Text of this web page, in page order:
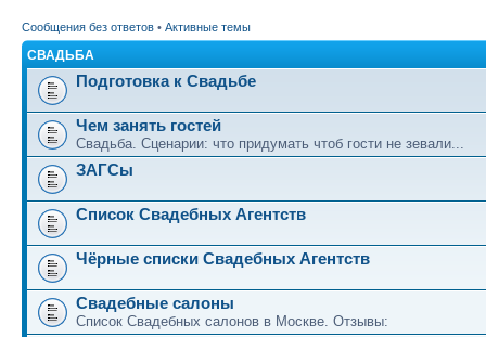
Сообщения без ответов • Активные темы
СВАДЬБА
Подготовка к Свадьбе
Чем занять гостей
Свадьба. Сценарии: что придумать чтоб гости не зевали...
ЗАГСы
Список Свадебных Агентств
Чёрные списки Свадебных Агентств
Свадебные салоны
Список Свадебных салонов в Москве. Отзывы: